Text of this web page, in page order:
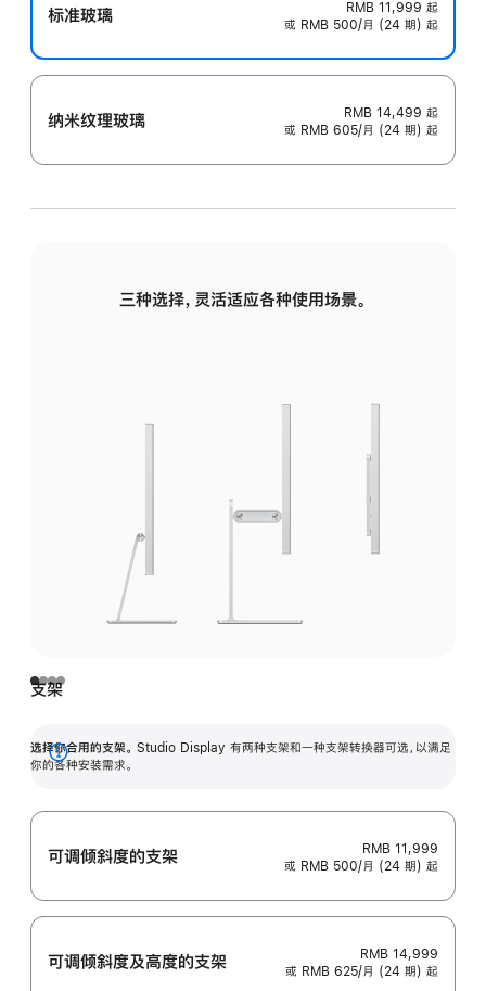
标准玻璃 RMB 11,999 起
或 RMB 500/月 (24 期) 起
纳米纹理玻璃 RMB 14,499 起
或 RMB 605/月 (24 期) 起
三种选择，灵活适应各种使用场景。
支架
选择你合用的支架。 Studio Display 有两种支架和一种支架转换器可选，以满足
你的各种安装需求。
展
可调倾斜度的支架
RMB 11,999
或 RMB 500/月 (24 期) 起
可调倾斜度及高‍度的支‍架
RMB 14,999
或 RMB 625/月 (24 期) 起